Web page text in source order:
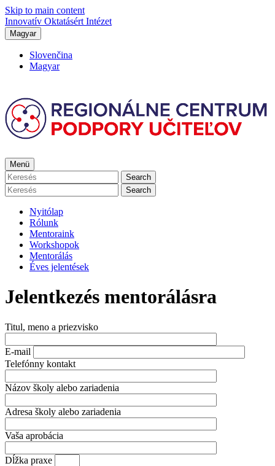
Skip to main content
Innovatív Oktatásért Intézet
Magyar
Slovenčina
Magyar
Menü
Search
Search
Nyitólap
Rólunk
Mentoraink
Workshopok
Mentorálás
Éves jelentések
Jelentkezés mentorálásra
Titul, meno a priezvisko
E-mail
Telefónny kontakt
Názov školy alebo zariadenia
Adresa školy alebo zariadenia
Vaša aprobácia
Dĺžka praxe